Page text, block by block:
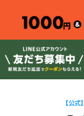
【公式】